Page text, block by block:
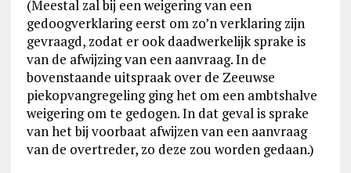
(Meestal zal bij een weigering van een
gedoogverklaring eerst om zo’n verklaring zijn
gevraagd, zodat er ook daadwerkelijk sprake is
van de afwijzing van een aanvraag. In de
bovenstaande uitspraak over de Zeeuwse
piekopvangregeling ging het om een ambtshalve
weigering om te gedogen. In dat geval is sprake
van het bij voorbaat afwijzen van een aanvraag
van de overtreder, zo deze zou worden gedaan.)